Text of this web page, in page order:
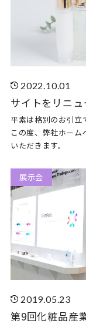
2022.10.01
サイトをリニ
平素は格別のお引立
この度、弊社ホー
いただきます。
2019.05.23
第9回化粧品産
展示会